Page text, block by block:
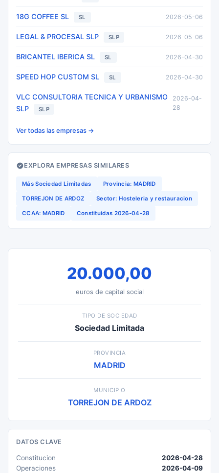
18G COFFEE SL SL 2026-05-06
LEGAL & PROCESAL SLP SLP 2026-05-06
BRICANTEL IBERICA SL SL 2026-04-30
SPEED HOP CUSTOM SL SL 2026-04-30
VLC CONSULTORIA TECNICA Y URBANISMO
SLP
SLP
2026-04-
28
Ver todas las empresas →
EXPLORA EMPRESAS SIMILARES
Más Sociedad Limitadas Provincia: MADRID
TORREJON DE ARDOZ Sector: Hosteleria y restauracion
CCAA: MADRID Constituidas 2026-04-28
20.000,00
euros de capital social
TIPO DE SOCIEDAD
Sociedad Limitada
PROVINCIA
MADRID
MUNICIPIO
TORREJON DE ARDOZ
DATOS CLAVE
Constitucion
2026-04-28
Operaciones
2026-04-09